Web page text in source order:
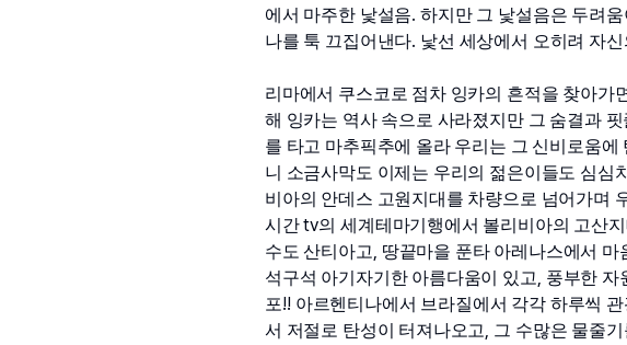
에서 마주한 낯설음. 하지만 그 낯설음은 두려
나를 툭 끄집어낸다. 낯선 세상에서 오히려 자
리마에서 쿠스코로 점차 잉카의 흔적을 찾아가
해 잉카는 역사 속으로 사라졌지만 그 숨결과
를 타고 마추픽추에 올라 우리는 그 신비로움
니 소금사막도 이제는 우리의 젊은이들도 심심
비아의 안데스 고원지대를 차량으로 넘어가며
시간 tv의 세계테마기행에서 볼리비아의 고산
수도 산티아고, 땅끝마을 푼타 아레나스에서
석구석 아기자기한 아름다움이 있고, 풍부한 자
포!! 아르헨티나에서 브라질에서 각각 하루씩
서 저절로 탄성이 터져나오고, 그 수많은 물줄